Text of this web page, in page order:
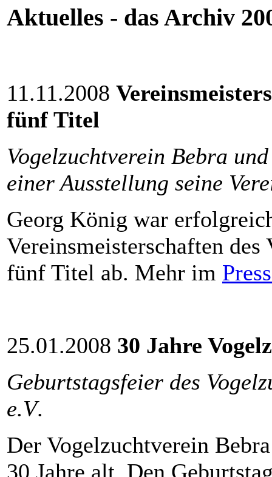
Aktuelles - das Archiv
11.11.2008
fünf Titel
Vogelzuchtverein Bebra
einer Ausstellung seine
Georg König war
Vereinsmeisterschaften
fünf Titel ab. Mehr im
25.01.2008 30 Jahre
Geburtstagsfeier des
e.V.
Der Vogelzuchtverein
30 Jahre alt. Den